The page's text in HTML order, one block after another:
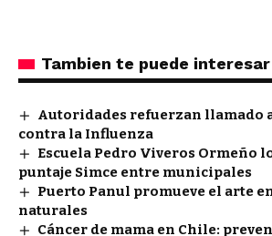
Tambien te puede interesar
Autoridades refuerzan llamado
contra la Influenza
Escuela Pedro Viveros Ormeño
puntaje Simce entre municipales
Puerto Panul promueve el arte
naturales
Cáncer de mama en Chile: